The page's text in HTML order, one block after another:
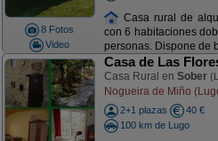
8 Fotos
Video
Casa rural de
con 6 habitaciones
personas. Dispone de
Casa de Las
Casa Rural en Sober
Nogueira de Miño
2+1 plazas
40 €
100 km de Lugo